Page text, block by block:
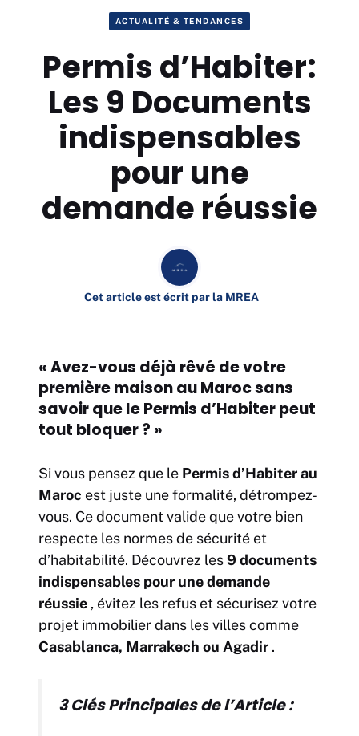
ACTUALITÉ & TENDANCES
Permis d’Habiter:
Les 9 Documents
indispensables
pour une
demande réussie
Cet article est écrit par la MREA
« Avez-vous déjà rêvé de votre
première maison au Maroc sans
savoir que le Permis d’Habiter peut
tout bloquer ? »
Si vous pensez que le Permis d’Habiter au
Maroc est juste une formalité, détrompez-
vous. Ce document valide que votre bien
respecte les normes de sécurité et
d’habitabilité. Découvrez les9 documents
indispensables pour une demande
réussie , évitez les refus et sécurisez votre
projet immobilier dans les villes comme
Casablanca, Marrakech ou Agadir .
3 Clés Principales de l’Article :